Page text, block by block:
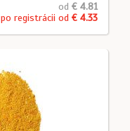
od € 4.81
po registrácii od € 4.33